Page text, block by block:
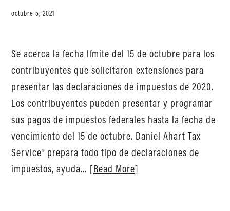
octubre 5, 2021
Se acerca la fecha límite del 15 de octubre para los
contribuyentes que solicitaron extensiones para
presentar las declaraciones de impuestos de 2020.
Los contribuyentes pueden presentar y programar
sus pagos de impuestos federales hasta la fecha de
vencimiento del 15 de octubre. Daniel Ahart Tax
Service® prepara todo tipo de declaraciones de
impuestos, ayuda… [Read More]